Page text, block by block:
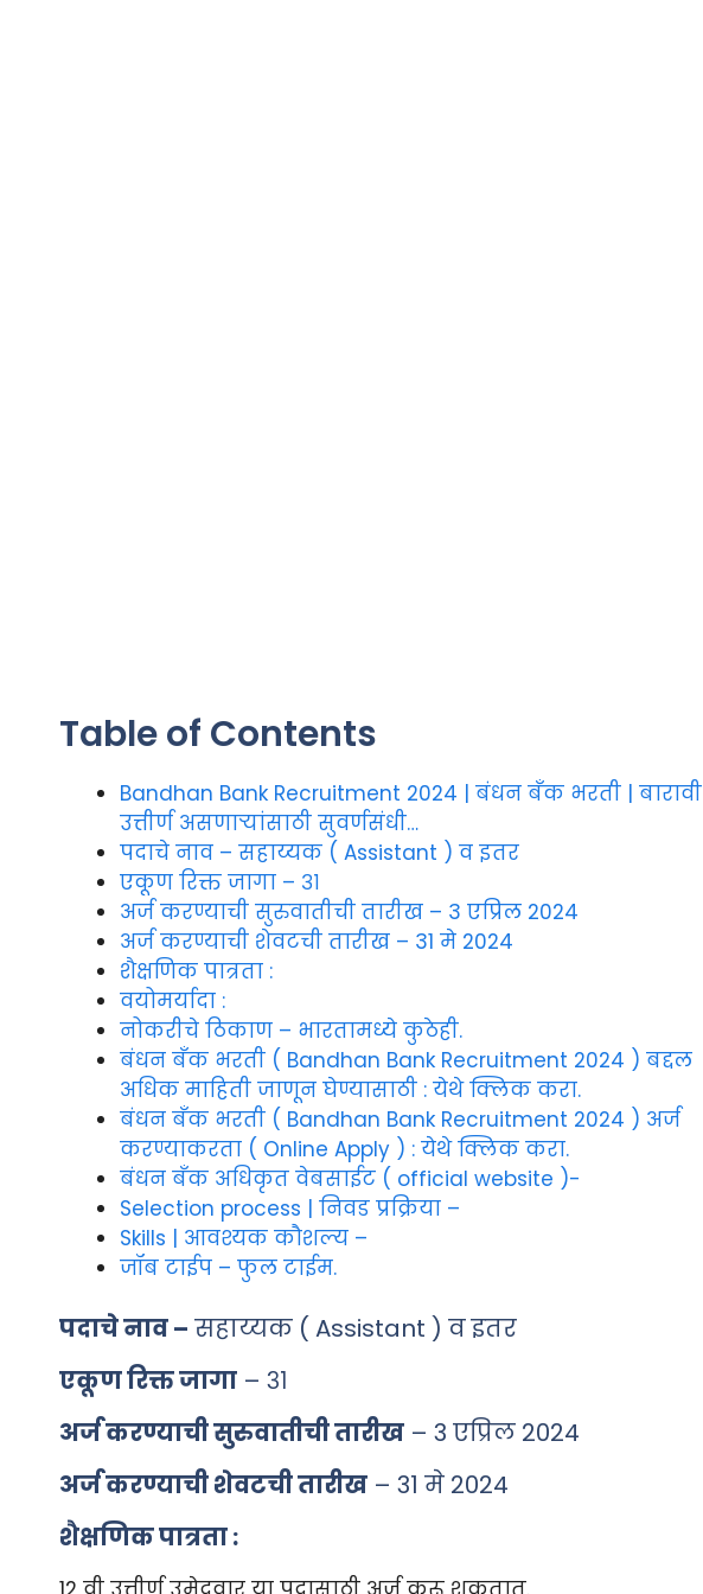
Table of Contents
Bandhan Bank Recruitment 2024 | बंधन बँक भरती | बारावी
उत्तीर्ण असणाऱ्यांसाठी सुवर्णसंधी…
पदाचे नाव – सहाय्यक ( Assistant ) व इतर
एकूण रिक्त जागा – ३१
अर्ज करण्याची सुरुवातीची तारीख – 3 एप्रिल 2024
अर्ज करण्याची शेवटची तारीख – 31 मे 2024
शैक्षणिक पात्रता :
वयोमर्यादा :
नोकरीचे ठिकाण – भारतामध्ये कुठेही.
बंधन बँक भरती ( Bandhan Bank Recruitment 2024 ) बद्दल
अधिक माहिती जाणून घेण्यासाठी : येथे क्लिक करा.
बंधन बँक भरती ( Bandhan Bank Recruitment 2024 ) अर्ज
करण्याकरता ( Online Apply ) : येथे क्लिक करा.
बंधन बँक अधिकृत वेबसाईट ( official website )-
Selection process | निवड प्रक्रिया –
Skills | आवश्यक कौशल्य –
जॉब टाईप – फुल टाईम.
पदाचे नाव – सहाय्यक ( Assistant ) व इतर
एकूण रिक्त जागा – ३१
अर्ज करण्याची सुरुवातीची तारीख – 3 एप्रिल 2024
अर्ज करण्याची शेवटची तारीख – 31 मे 2024
शैक्षणिक पात्रता :